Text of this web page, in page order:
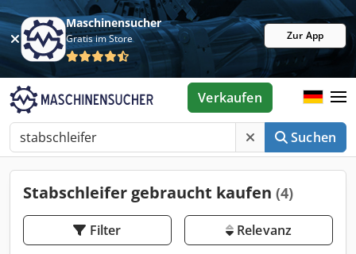
Maschinensucher
Gratis im Store Zur App
Suchen
Verkaufen
Stabschleifer gebraucht kaufen (4)
Filter Relevanz